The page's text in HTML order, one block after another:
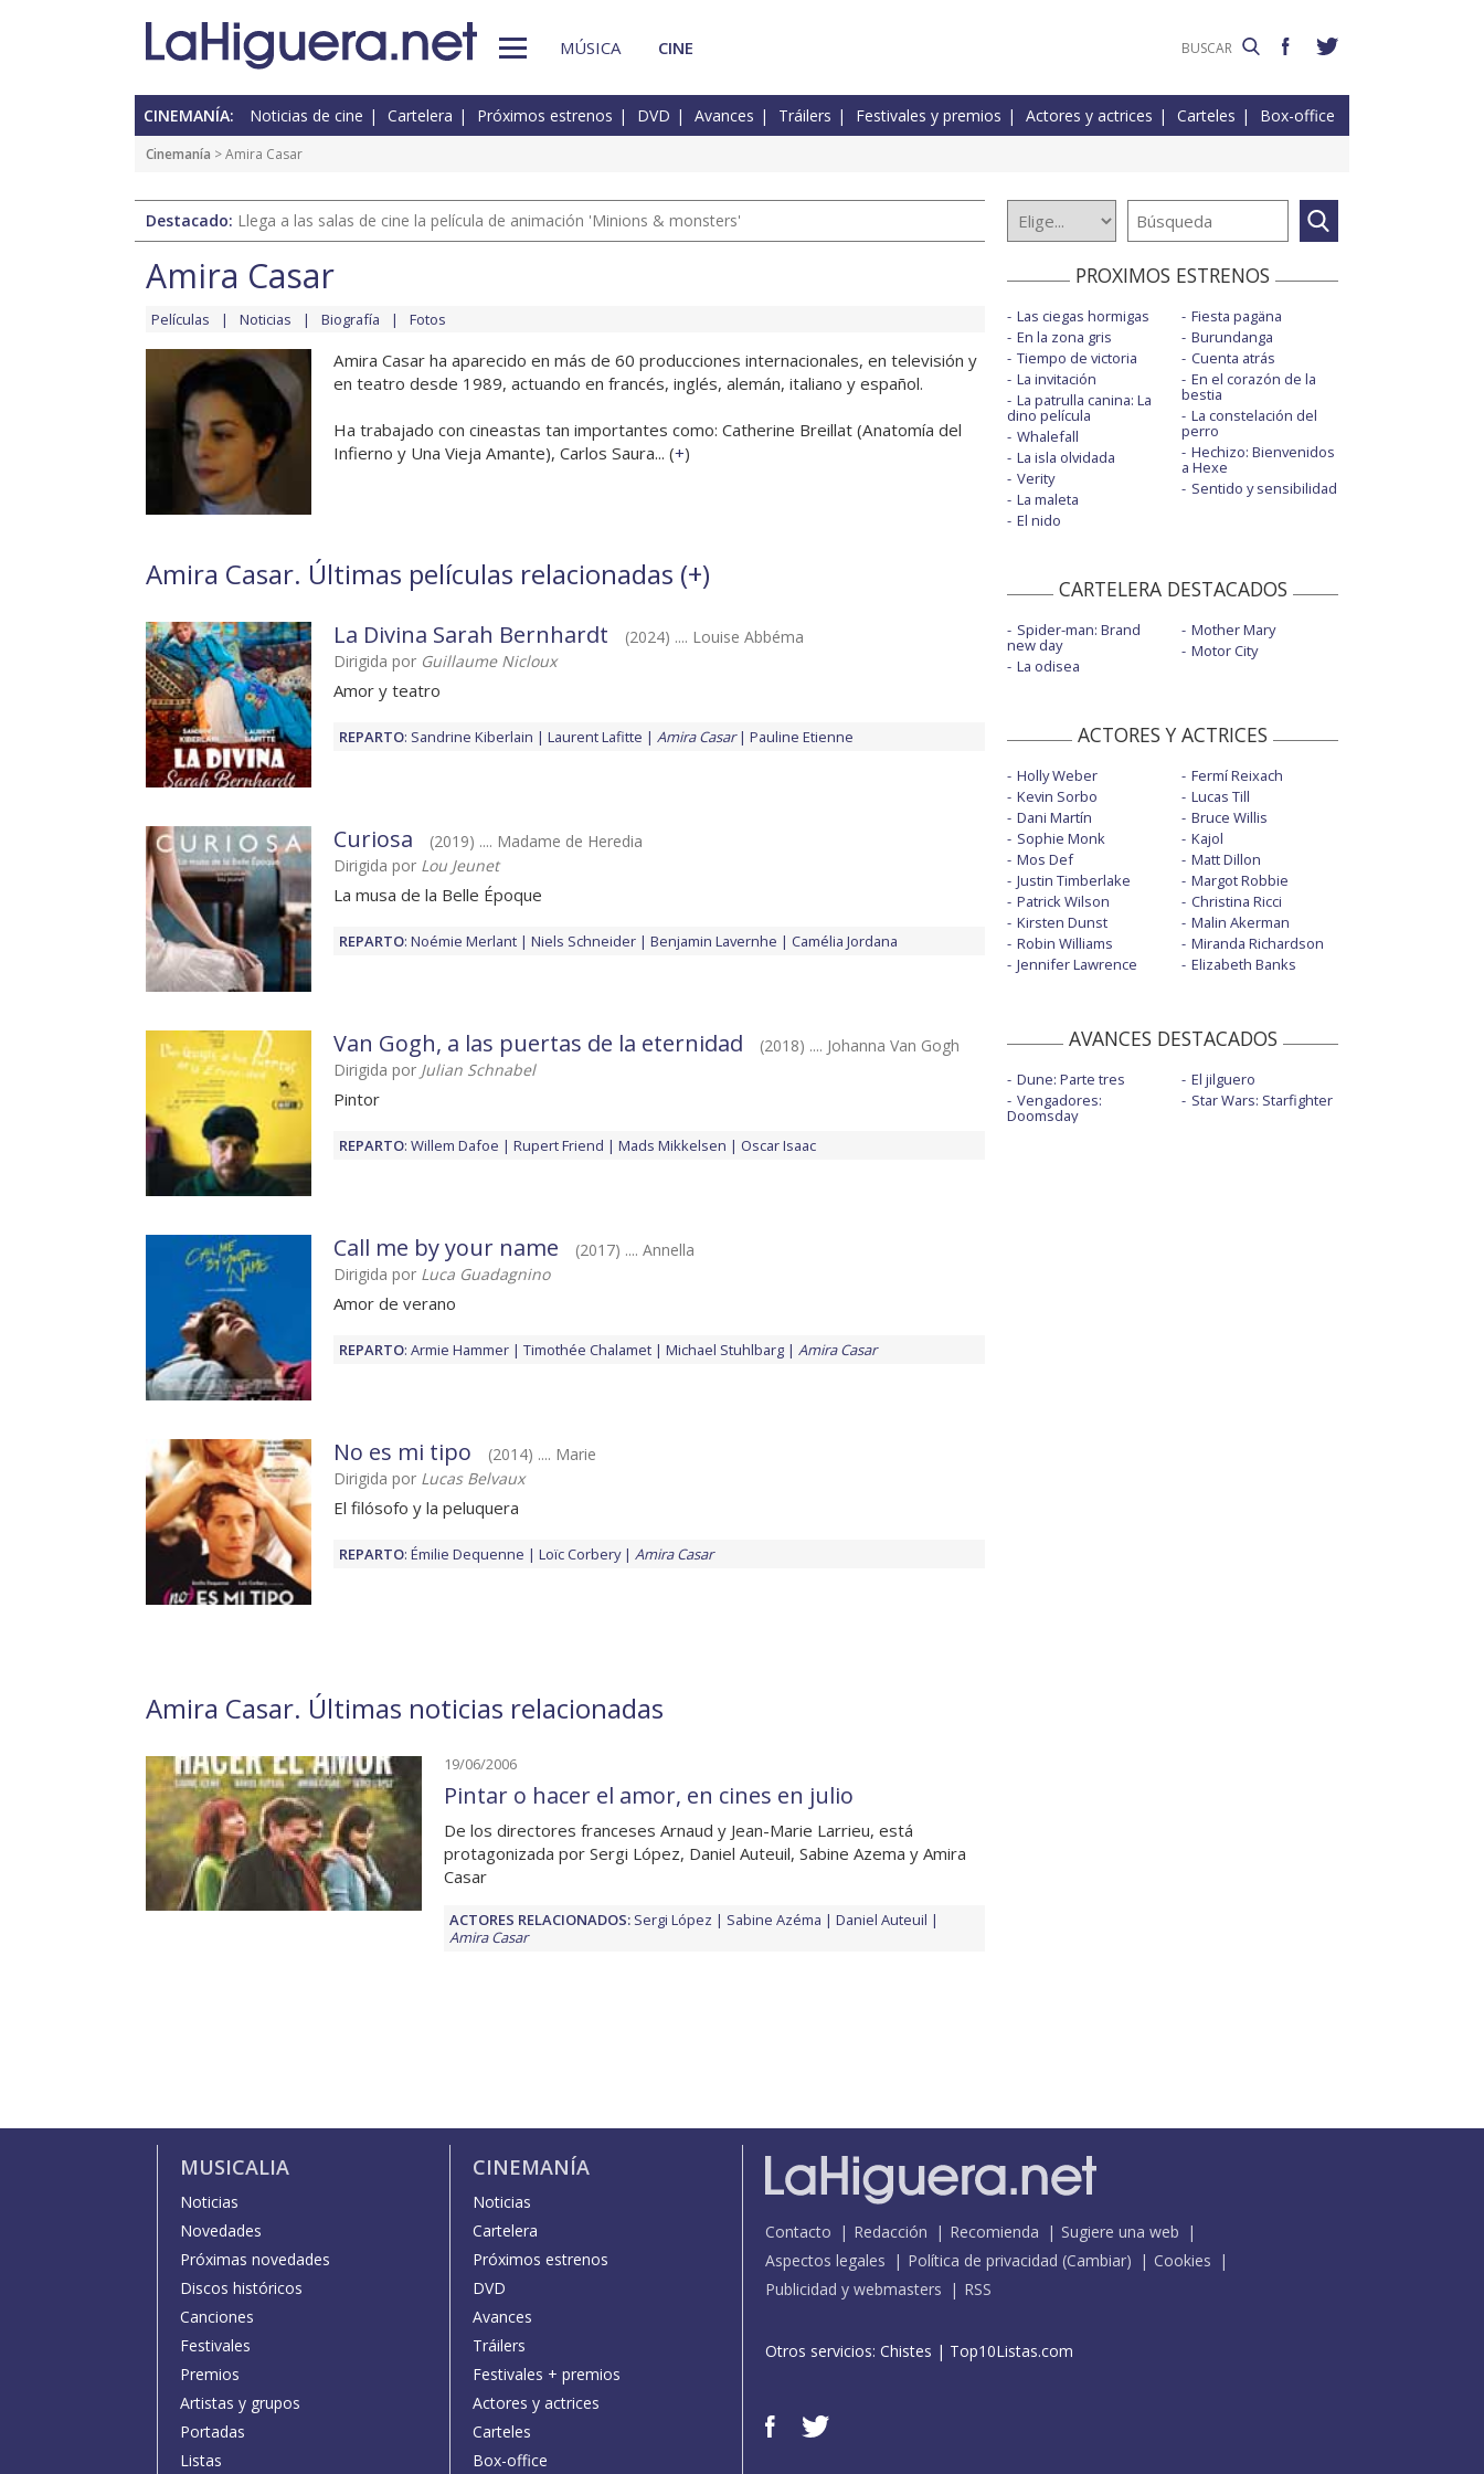
MÚSICA CINE
CINEMANÍA: Noticias de cine Cartelera Próximos estrenos DVD Avances Tráilers Festivales y premios Actores y actrices Carteles Box-office
Cinemanía > Amira Casar
Destacado: Llega a las salas de cine la película de animación 'Minions & monsters'
Amira Casar
Películas Noticias Biografía Fotos
Amira Casar ha aparecido en más de 60 producciones internacionales, en televisión y
en teatro desde 1989, actuando en francés, inglés, alemán, italiano y español.
Ha trabajado con cineastas tan importantes como: Catherine Breillat (Anatomía del
Infierno y Una Vieja Amante), Carlos Saura... (+)
Amira Casar. Últimas películas relacionadas (+)
La Divina Sarah Bernhardt
(2024) .... Louise Abbéma
Dirigida por Guillaume Nicloux
Amor y teatro
REPARTO: Sandrine Kiberlain Laurent Lafitte Amira Casar Pauline Etienne
Curiosa
(2019) .... Madame de Heredia
Dirigida por Lou Jeunet
La musa de la Belle Époque
REPARTO: Noémie Merlant Niels Schneider Benjamin Lavernhe Camélia Jordana
Van Gogh, a las puertas de la eternidad
(2018) .... Johanna Van Gogh
Dirigida por Julian Schnabel
Pintor
REPARTO: Willem Dafoe Rupert Friend Mads Mikkelsen Oscar Isaac
Call me by your name
(2017) .... Annella
Dirigida por Luca Guadagnino
Amor de verano
REPARTO: Armie Hammer Timothée Chalamet Michael Stuhlbarg Amira Casar
No es mi tipo
(2014) .... Marie
Dirigida por Lucas Belvaux
El filósofo y la peluquera
REPARTO: Émilie Dequenne Loïc Corbery Amira Casar
Amira Casar. Últimas noticias relacionadas
19/06/2006
Pintar o hacer el amor, en cines en julio
De los directores franceses Arnaud y Jean-Marie Larrieu, está
protagonizada por Sergi López, Daniel Auteuil, Sabine Azema y Amira
Casar
ACTORES RELACIONADOS: Sergi López Sabine Azéma
Daniel Auteuil
Amira Casar
PROXIMOS ESTRENOS
Las ciegas hormigas
En la zona gris
Tiempo de victoria
La invitación
La patrulla canina: La
dino película
Whalefall
La isla olvidada
Verity
La maleta
El nido
Fiesta pagäna
Burundanga
Cuenta atrás
En el corazón de la
bestia
La constelación del
perro
Hechizo: Bienvenidos
a Hexe
Sentido y sensibilidad
CARTELERA DESTACADOS
Spider-man: Brand
new day
La odisea
Mother Mary
Motor City
ACTORES Y ACTRICES
Holly Weber
Kevin Sorbo
Dani Martín
Sophie Monk
Mos Def
Justin Timberlake
Patrick Wilson
Kirsten Dunst
Robin Williams
Jennifer Lawrence
Fermí Reixach
Lucas Till
Bruce Willis
Kajol
Matt Dillon
Margot Robbie
Christina Ricci
Malin Akerman
Miranda Richardson
Elizabeth Banks
AVANCES DESTACADOS
Dune: Parte tres
Vengadores:
Doomsday
El jilguero
Star Wars: Starfighter
MUSICALIA
Noticias
Novedades
Próximas novedades
Discos históricos
Canciones
Festivales
Premios
Artistas y grupos
Portadas
Listas
CINEMANÍA
Noticias
Cartelera
Próximos estrenos
DVD
Avances
Tráilers
Festivales + premios
Actores y actrices
Carteles
Box-office
Contacto Redacción Recomienda
Sugiere una web
Aspectos legales
Política de privacidad (Cambiar)
Cookies
Publicidad y webmasters
RSS
Otros servicios: Chistes | Top10Listas.com